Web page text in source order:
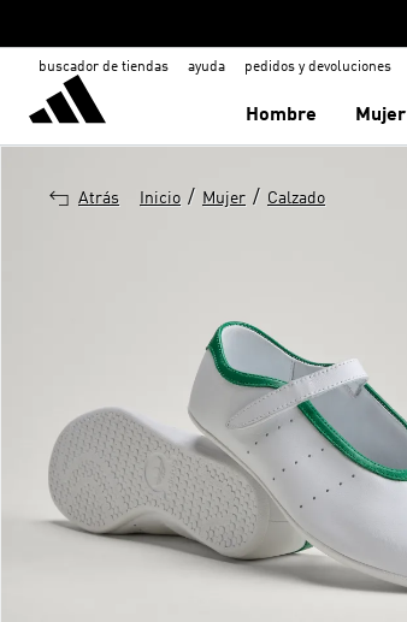
buscador de tiendas ayuda pedidos y devoluciones
Hombre Mujer
Atrás Inicio / Mujer / Calzado